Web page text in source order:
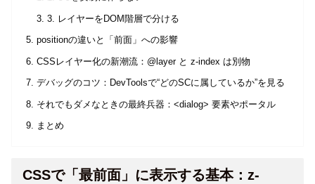
3. レイヤーをDOM階層で分ける
positionの違いと「前面」への影響
CSSレイヤー化の新潮流：@layer と z-index は別物
デバッグのコツ：DevToolsで“どのSCに属しているか”を見る
それでもダメなときの最終兵器：<dialog> 要素やポータル
まとめ
CSSで「最前面」に表示する基本：z-